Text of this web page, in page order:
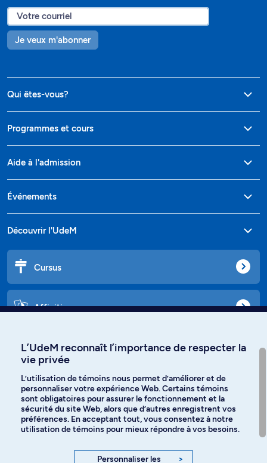
Je veux m'abonner
Qui êtes-vous?
Programmes et cours
Aide à l'admission
Événements
Découvrir l'UdeM
Cursus
Affiniti
Langues
Facebook Instagram
TikTok YouTube
L’UdeM reconnaît l’importance de respecter la
vie privée
L’utilisation de témoins nous permet d’améliorer et de
personnaliser votre expérience Web. Certains témoins
sont obligatoires pour assurer le fonctionnement et la
sécurité du site Web, alors que d’autres enregistrent vos
préférences. En acceptant tout, vous consentez à notre
utilisation de témoins pour mieux répondre à vos besoins.
Personnaliser les >